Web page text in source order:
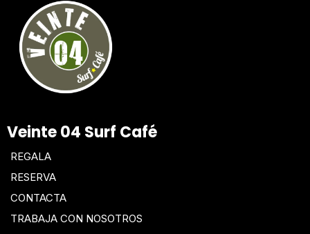
Veinte 04 Surf Café
REGALA
RESERVA
CONTACTA
TRABAJA CON NOSOTROS